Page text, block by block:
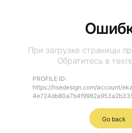
При загрузке страницы
Обратитесь в
PROFILE ID:
https://hsedesign.com/account/
Go back